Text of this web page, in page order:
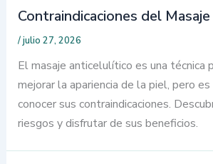
Contraindicaciones del
/julio 27, 2026
El masaje anticelulítico es una técnica
mejorar la apariencia de la piel, pero
conocer sus contraindicaciones.
riesgos y disfrutar de sus beneficios.